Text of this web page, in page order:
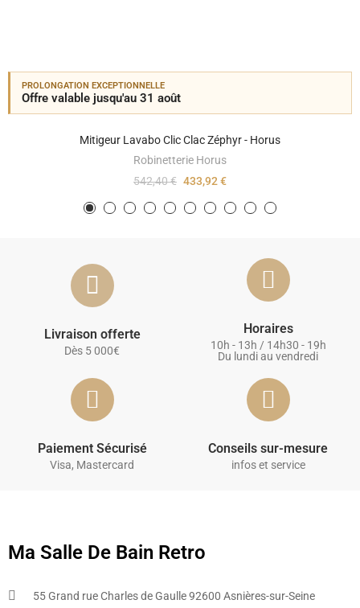
PROLONGATION EXCEPTIONNELLE
Offre valable jusqu'au 31 août
Mitigeur Lavabo Clic Clac Zéphyr - Horus
Robinetterie Horus
542,40 € 433,92 €
Livraison offerte
Dès 5 000€
Horaires
10h - 13h / 14h30 - 19h
Du lundi au vendredi
Paiement Sécurisé
Visa, Mastercard
Conseils sur-mesure
infos et service
Ma Salle De Bain Retro
55 Grand rue Charles de Gaulle 92600 Asnières-sur-Seine